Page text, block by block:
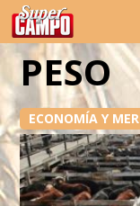
Temas de hoy
PESO
ECONOMÍA Y